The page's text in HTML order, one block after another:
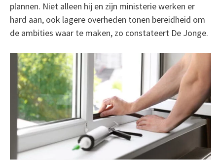
plannen. Niet alleen hij en zijn ministerie werken er
hard aan, ook lagere overheden tonen bereidheid om
de ambities waar te maken, zo constateert De Jonge.